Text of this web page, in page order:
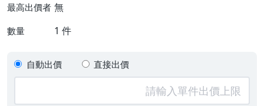
最高出價者 無
數量 1 件
自動出價 直接出價